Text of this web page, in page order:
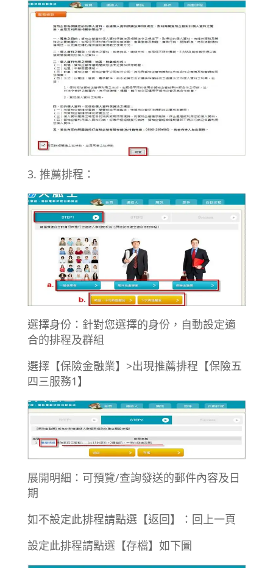
3. 推薦排程：
選擇身份：針對您選擇的身份，自動設定適
合的排程及群組
選擇【保險金融業】>出現推薦排程【保險五
四三服務1】
展開明細：可預覽/查詢發送的郵件內容及日
期
如不設定此排程請點選【返回】：回上一頁
設定此排程請點選【存檔】如下圖